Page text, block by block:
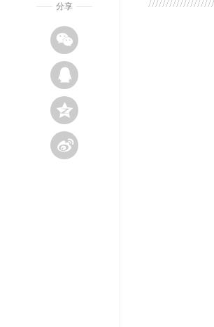
分享